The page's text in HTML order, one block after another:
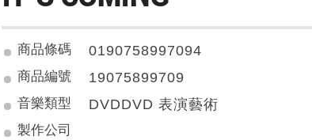
商品條碼 0190758997094
商品編號 19075899709
音樂類型 DVDDVD 表演藝術
製作公司